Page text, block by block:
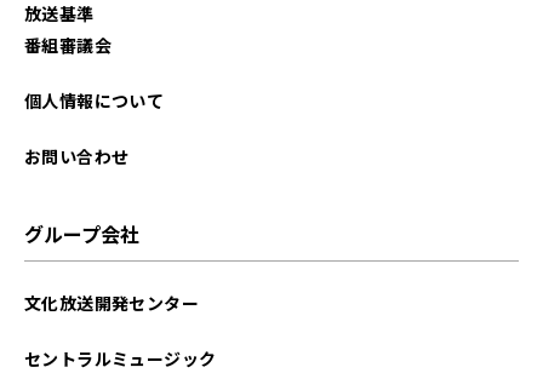
放送基準
番組審議会
個人情報について
お問い合わせ
グループ会社
文化放送開発センター
セントラルミュージック